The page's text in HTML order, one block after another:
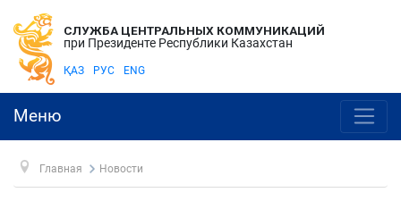
СЛУЖБА ЦЕНТРАЛЬНЫХ КОММУНИКАЦИЙ
при Президенте Республики Казахстан
ҚАЗ РУС ENG
Меню
Главная Новости